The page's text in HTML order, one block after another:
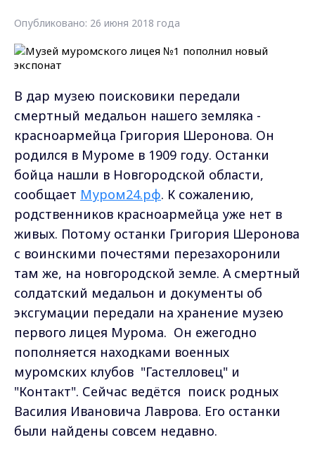
Опубликовано: 26 июня 2018 года
В дар музею поисковики передали
смертный медальон нашего земляка -
красноармейца Григория Шеронова. Он
родился в Муроме в 1909 году. Останки
бойца нашли в Новгородской области,
сообщает Муром24.рф. К сожалению,
родственников красноармейца уже нет в
живых. Потому останки Григория Шеронова
с воинскими почестями перезахоронили
там же, на новгородской земле. А смертный
солдатский медальон и документы об
эксгумации передали на хранение музею
первого лицея Мурома. Он ежегодно
пополняется находками военных
муромских клубов "Гастелловец" и
"Контакт". Сейчас ведётся поиск родных
Василия Ивановича Лаврова. Его останки
были найдены совсем недавно.